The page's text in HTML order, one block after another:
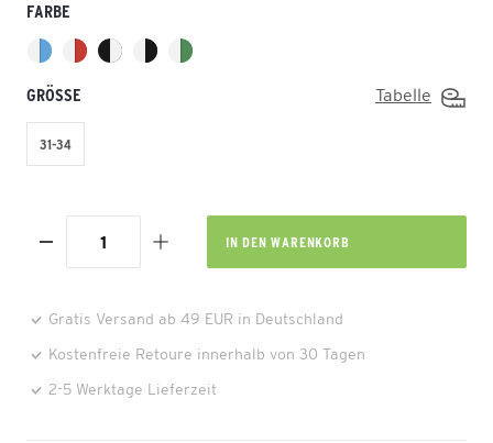
FARBE
GRÖSSE Tabelle
31-34
IN DEN WARENKORB
Gratis Versand ab 49 EUR in Deutschland
Kostenfreie Retoure innerhalb von 30 Tagen
2-5 Werktage Lieferzeit